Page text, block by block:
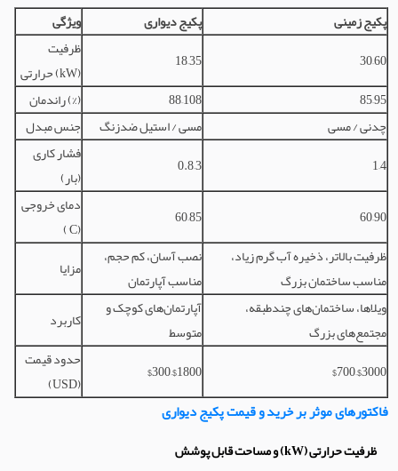
ویژگی
پکیج دیواری
پکیج زمینی
ظرفیت
حرارتی (kW)
18–35
30–60
راندمان (%)
88–108
85–95
جنس مبدل
مسی / استیل ضدزنگ
چدنی / مسی
فشار کاری
(بار)
0.8–3
1–4
دمای خروجی
(°C)
60–85 60–90
مزایا
نصب آسان، کم حجم،
مناسب آپارتمان
ظرفیت بالاتر، ذخیره آب گرم زیاد،
مناسب ساختمان بزرگ
کاربرد
آپارتمان‌های کوچک و
متوسط
ویلاها، ساختمان‌های چندطبقه،
مجتمع‌های بزرگ
حدود قیمت
(USD)
$300–$1800 $700–$3000
فاکتورهای موثر بر خرید و قیمت پکیج دیواری
ظرفیت حرارتی (kW) و مساحت قابل پوشش